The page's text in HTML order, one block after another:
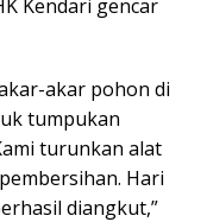
Kendari gencar
akar pohon di
tumpukan
turunkan alat
Hari
diangkut,”